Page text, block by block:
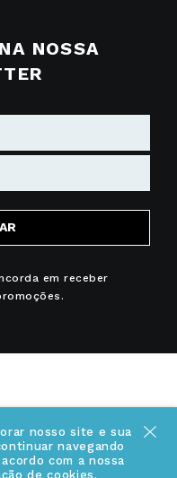
nosso site e sua
navegando
com a nossa
de cookies.
NOSSA
em receber
+